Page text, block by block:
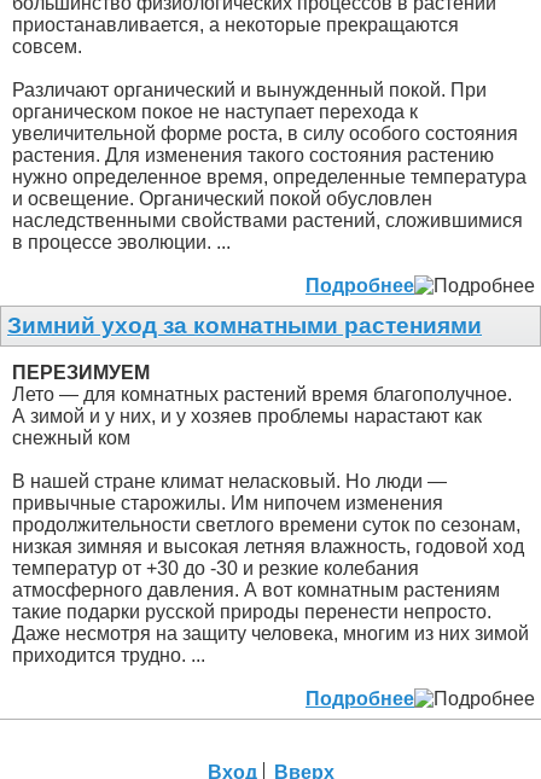
приостанавливается, а некоторые прекращаются
совсем.
Различают органический и вынужденный покой. При
органическом покое не наступает перехода к
увеличительной форме роста, в силу особого состояния
растения. Для изменения такого состояния растению
нужно определенное время, определенные температура
и освещение. Органический покой обусловлен
наследственными свойствами растений, сложившимися
в процессе эволюции. ...
Подробнее
Зимний уход за комнатными растениями
ПЕРЕЗИМУЕМ
Лето — для комнатных растений время благополучное.
А зимой и у них, и у хозяев проблемы нарастают как
снежный ком
В нашей стране климат неласковый. Но люди —
привычные старожилы. Им нипочем изменения
продолжительности светлого времени суток по сезонам,
низкая зимняя и высокая летняя влажность, годовой ход
температур от +30 до -30 и резкие колебания
атмосферного давления. А вот комнатным растениям
такие подарки русской природы перенести непросто.
Даже несмотря на защиту человека, многим из них зимой
приходится трудно. ...
Подробнее
Вход Вверх